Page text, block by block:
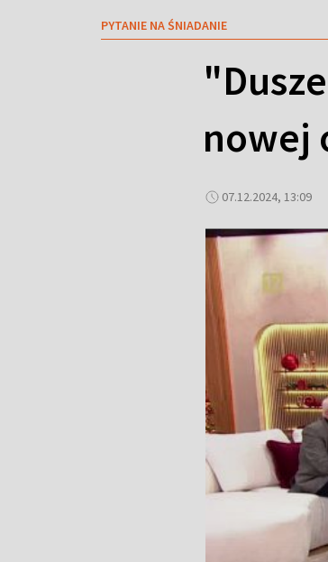
PYTANIE NA ŚNIADANIE
nowej
07.12.2024, 13:09